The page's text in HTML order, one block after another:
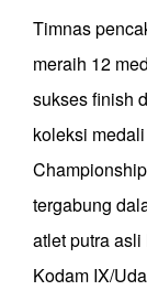
Timnas
meraih 12
sukses finish
koleksi
tergabung
atlet putra
Kodam IX/